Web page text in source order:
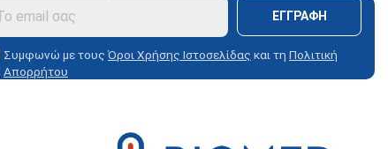
ΕΓΓΡΑΦΗ
Συμφωνώ με τους Όροι Χρήσης Ιστοσελίδας και τη Πολιτική
Απορρήτου